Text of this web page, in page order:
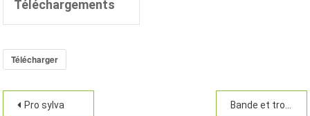
Téléchargements
Télécharger
Pro sylva